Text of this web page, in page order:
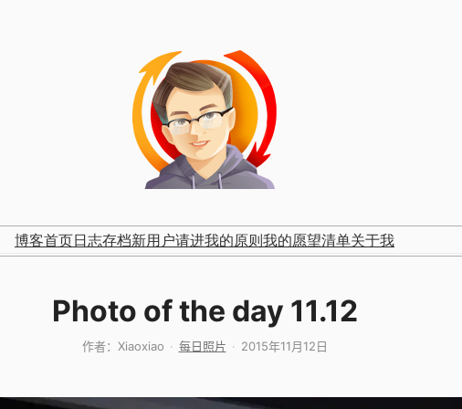
博客首页日志存档新用户请进我的原则 我的愿望清单关于我
Photo of the day 11.12
作者： Xiaoxiao 每日照片 2015年11月12日